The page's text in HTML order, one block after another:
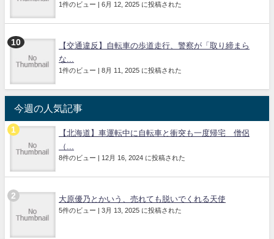
1件のビュー 6月 12, 2025 に投稿された
【交通違反】自転車の歩道走行、警察が「取り締まら
な...
1件のビュー 8月 11, 2025 に投稿された
今週の人気記事
【北海道】車運転中に自転車と衝突も一度帰宅 僧侶
（...
8件のビュー 12月 16, 2024 に投稿された
大原優乃とかいう、売れても脱いでくれる天使
5件のビュー 3月 13, 2025 に投稿された